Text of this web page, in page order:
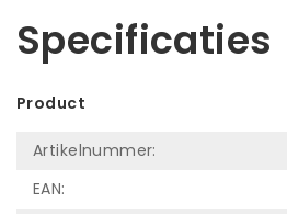
Specificaties
Product
Artikelnummer:
EAN: